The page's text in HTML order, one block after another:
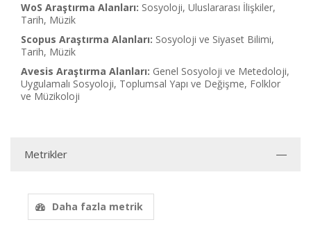
WoS Araştırma Alanları: Sosyoloji, Uluslararası İlişkiler,
Tarih, Müzik
Scopus Araştırma Alanları: Sosyoloji ve Siyaset Bilimi,
Tarih, Müzik
Avesis Araştırma Alanları: Genel Sosyoloji ve Metedoloji,
Uygulamalı Sosyoloji, Toplumsal Yapı ve Değişme, Folklor
ve Müzikoloji
Metrikler
Daha fazla metrik